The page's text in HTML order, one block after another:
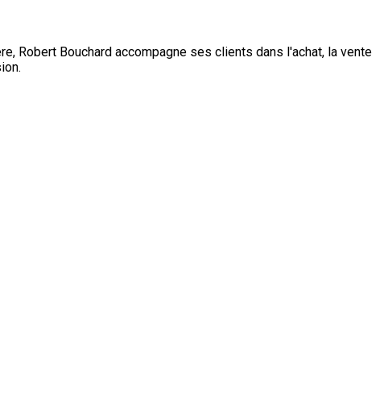
Robert Bouchard accompagne ses clients dans l'achat, la vente